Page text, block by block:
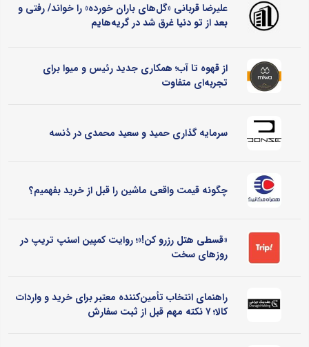
علیرضا قربانی «گل‌های باران خورده» را خواند/ رفتی و
بعد از تو دنیا غرق شد در گریه‌هایم
از قهوه تا آب؛ همکاری جدید رئیس و میوا برای
تجربه‌ای متفاوت
سرمایه گذاری حمید و سعید محمدی در دُنسه
چگونه قیمت واقعی ماشین را قبل از خرید بفهمیم؟
«قسطی هتل رزرو کن!»؛ روایت کمپین اسنپ تریپ در
روزهای سخت
راهنمای انتخاب تأمین‌کننده معتبر برای خرید و واردات
کالا؛ ۷ نکته مهم قبل از ثبت سفارش